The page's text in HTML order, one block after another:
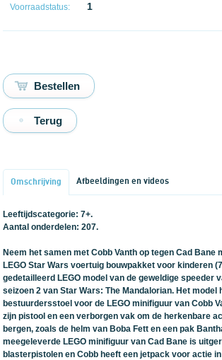
Voorraadstatus: 1
Terug
Omschrijving Afbeeldingen en videos
Leeftijdscategorie: 7+.
Aantal onderdelen: 207.
Neem het samen met Cobb Vanth op tegen Cad Bane
LEGO Star Wars voertuig bouwpakket voor kinderen
gedetailleerd LEGO model van de geweldige speeder
seizoen 2 van Star Wars: The Mandalorian. Het model
bestuurdersstoel voor de LEGO minifiguur van Cobb
zijn pistool en een verborgen vak om de herkenbare
bergen, zoals de helm van Boba Fett en een pak
meegeleverde LEGO minifiguur van Cad Bane is
blasterpistolen en Cobb heeft een jetpack voor actie